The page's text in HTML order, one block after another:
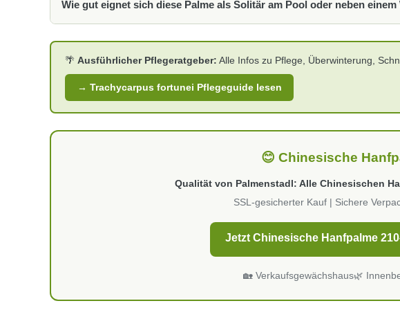
setzen die charakteristische Fasertextur und die ausladende Krone
3000 Kelvin) betont die warmen Brauntöne der Faserschicht besonders
Wie gut eignet sich diese Palme als Solitär am Pool oder neben einem
oder -konstruktion langfristig nicht belastet. Wedeln, die ins Wasser fallen
ausgesprochen dekorativ.
🌴 Ausführlicher Pflegeratgeber: Alle Infos zu Pflege, Überwinterung,
→ Trachycarpus fortunei Pflegeguide lesen
😊 Chinesische
Qualität von Palmenstadl: Alle Chinesischen
SSL-gesicherter Kauf | Sichere
Jetzt Chinesische Hanfpalme
🏡 Verkaufsgewächshaus🌿